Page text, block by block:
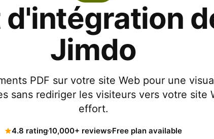
Jimdo
PDF sur votre site Web pour une
sans rediriger les visiteurs vers votre site
effort.
4.8 rating10,000+ reviewsFree plan available